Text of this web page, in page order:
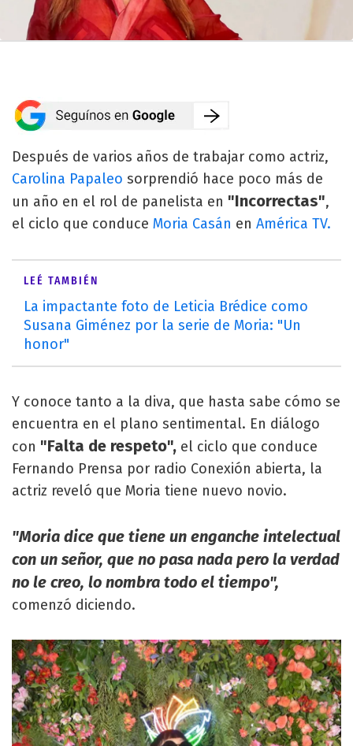
Después de varios años de trabajar como actriz,
Carolina Papaleo sorprendió hace poco más de
un año en el rol de panelista en "Incorrectas",
el ciclo que conduce Moria Casán en América TV.
LEÉ TAMBIÉN
La impactante foto de Leticia Brédice como
Susana Giménez por la serie de Moria: "Un
honor"
Y conoce tanto a la diva, que hasta sabe cómo se
encuentra en el plano sentimental. En diálogo
con "Falta de respeto", el ciclo que conduce
Fernando Prensa por radio Conexión abierta, la
actriz reveló que Moria tiene nuevo novio.
"Moria dice que tiene un enganche intelectual
con un señor, que no pasa nada pero la verdad
no le creo, lo nombra todo el tiempo",
comenzó diciendo.